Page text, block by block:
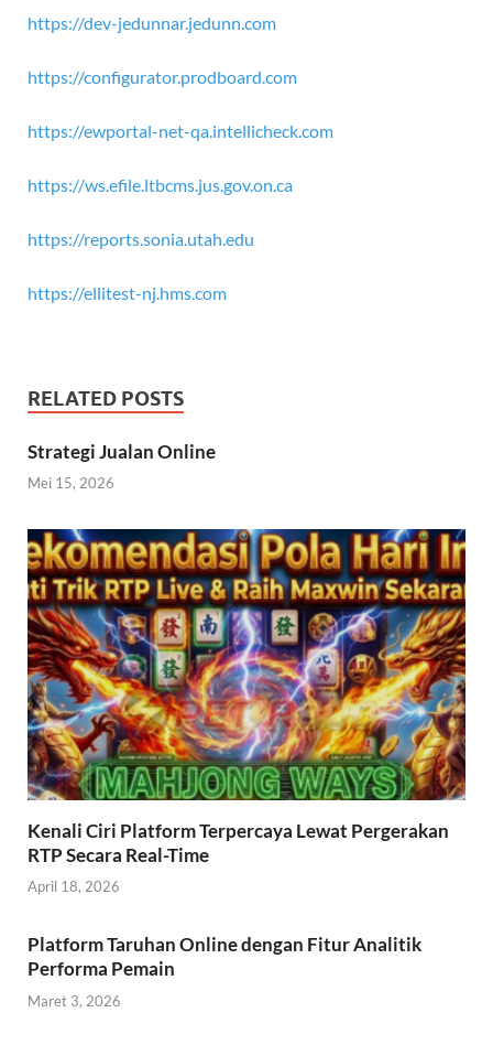
https://dev-jedunnar.jedunn.com
https://configurator.prodboard.com
https://ewportal-net-qa.intellicheck.com
https://ws.efile.ltbcms.jus.gov.on.ca
https://reports.sonia.utah.edu
https://ellitest-nj.hms.com
RELATED POSTS
Strategi Jualan Online
Mei 15, 2026
Kenali Ciri Platform Terpercaya Lewat Pergerakan
RTP Secara Real-Time
April 18, 2026
Platform Taruhan Online dengan Fitur Analitik
Performa Pemain
Maret 3, 2026